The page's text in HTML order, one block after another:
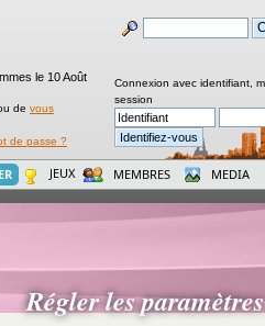
le 10 Août
de vous
de passe ?
Connexion avec identifiant,
session
JEUX MEMBRES MEDIA
Régler les